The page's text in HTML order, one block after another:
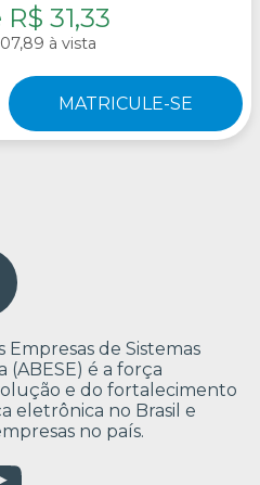
R$ 31,33
à vista
Empresas de Sistemas
é a força
e do fortalecimento
eletrônica no Brasil e
no país.